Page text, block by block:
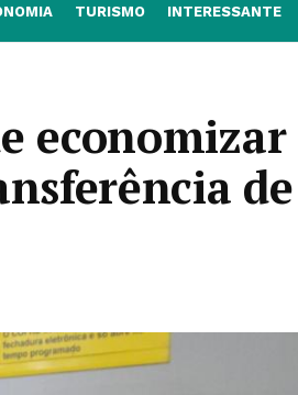
TURISMO INTERESSANTE
economizar
de